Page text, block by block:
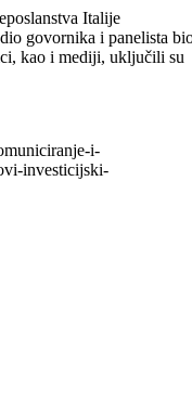
Italije
govornika i panelista
kao i mediji, uključili su
i-
investicijski-